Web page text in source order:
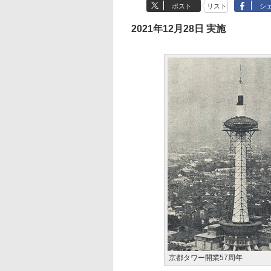
ポスト リスト シ
2021年12月28日 実施
京都タワー開業57周年